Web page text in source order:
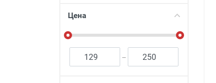
Красота и здоровье (353)
Атрибуты для оптики (59)
Аксессуары (239)
Распродажа (950)
Цена
–